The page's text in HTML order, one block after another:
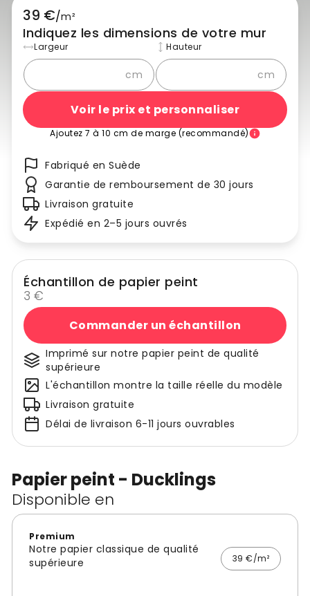
Papier peint - Ducklings
Disponible en
Premium
Notre papier classique de qualité
supérieure
39 €/m²
39 €/m²
Indiquez les dimensions de votre mur
Largeur
cm
Hauteur
cm
Voir le prix et personnaliser
Ajoutez 7 à 10 cm de marge (recommandé)
Fabriqué en Suède
Garantie de remboursement de 30 jours
Livraison gratuite
Expédié en 2–5 jours ouvrés
Échantillon de papier peint
3 €
Commander un échantillon
Imprimé sur notre papier peint de qualité
supérieure
L'échantillon montre la taille réelle du modèle
Livraison gratuite
Délai de livraison 6-11 jours ouvrables